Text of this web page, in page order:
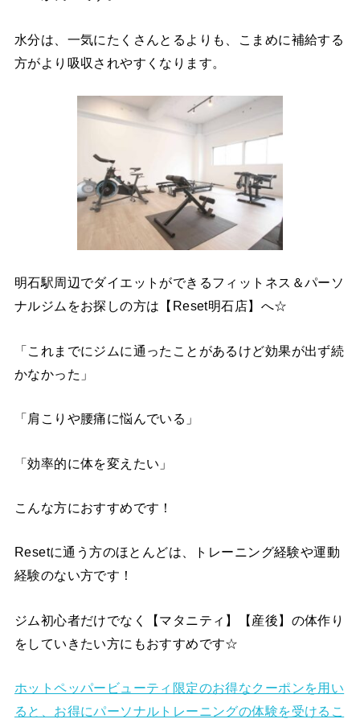
水分は、一気にたくさんとるよりも、こまめに補給する
方がより吸収されやすくなります。
明石駅周辺でダイエットができるフィットネス＆パーソ
ナルジムをお探しの方は【Reset明石店】へ☆
「これまでにジムに通ったことがあるけど効果が出ず続
かなかった」
「肩こりや腰痛に悩んでいる」
「効率的に体を変えたい」
こんな方におすすめです！
Resetに通う方のほとんどは、トレーニング経験や運動
経験のない方です！
ジム初心者だけでなく【マタニティ】【産後】の体作り
をしていきたい方にもおすすめです☆
ホットペッパービューティ限定のお得なクーポンを用い
ると、お得にパーソナルトレーニングの体験を受けるこ